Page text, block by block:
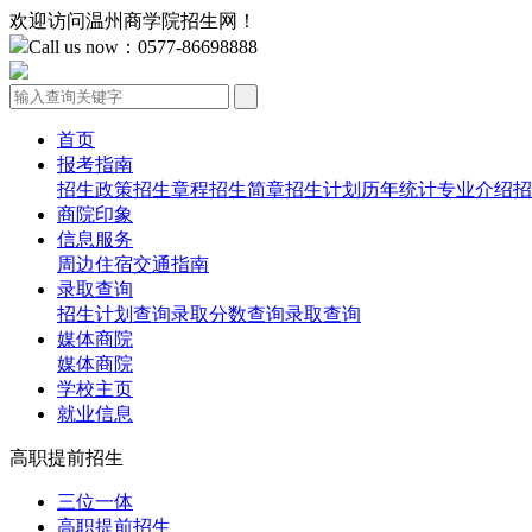
欢迎访问温州商学院招生网！
Call us now：0577-86698888
首页
报考指南
招生政策招生章程招生简章招生计划 历年统计专业介绍
商院印象
信息服务
周边住宿交通指南
录取查询
招生计划查询录取分数查询录取查询
媒体商院
媒体商院
学校主页
就业信息
高职提前招生
三位一体
高职提前招生